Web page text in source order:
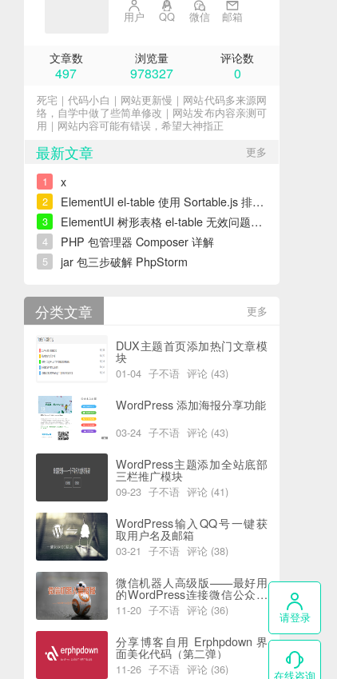
用户 QQ 微信 邮箱
文章数
497
浏览量
978327
评论数
0
死宅｜代码小白｜网站更新慢｜网站代码多来源网
络，自学中做了些简单修改｜网站发布内容亲测可
用｜网站内容可能有错误，希望大神指正
更多
最新文章
1 x
2 ElementUI el-table 使用 Sortable.js 排序错误解决
3 ElementUI 树形表格 el-table 无效问题解决
4 PHP 包管理器 Composer 详解
5 jar 包三步破解 PhpStorm
更多
分类文章
DUX主题首页添加热门文章模
块
01-04 子不语 评论 (43)
WordPress 添加海报分享功能
03-24 子不语 评论 (43)
WordPress主题添加全站底部
三栏推广模块
09-23 子不语 评论 (41)
WordPress输入QQ号一键获
取用户名及邮箱
03-21 子不语 评论 (38)
微信机器人高级版——最好用
的WordPress连接微信公众号
插件
11-20 子不语 评论 (36)
分享博客自用 Erphpdown 界
面美化代码（第二弹）
11-26 子不语 评论 (36)
请登录
在线咨询